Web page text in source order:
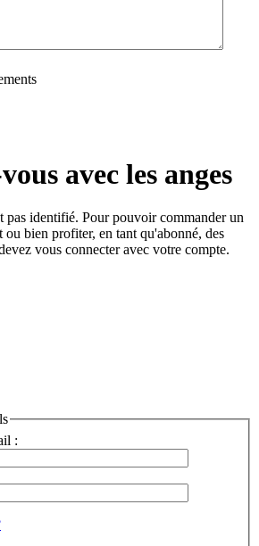
avec les anges
pas identifié. Pour pouvoir commander un
ou bien profiter, en tant qu'abonné, des
vous connecter avec votre compte.
: